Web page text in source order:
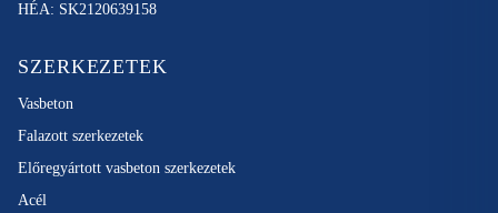
HÉA: SK2120639158
SZERKEZETEK
Vasbeton
Falazott szerkezetek
Előregyártott vasbeton szerkezetek
Acél